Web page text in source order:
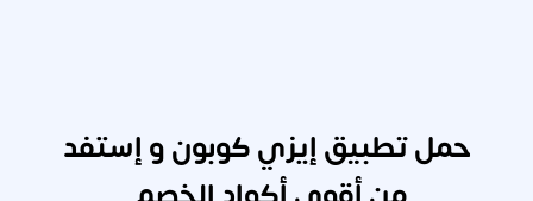
حمل تطبيق إيزي كوبون و إستفد